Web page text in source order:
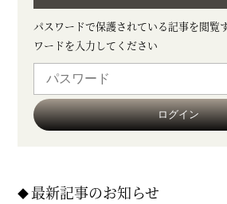
パスワードで保護されている記事を閲覧
ワードを入力してください
最新記事のお知らせ